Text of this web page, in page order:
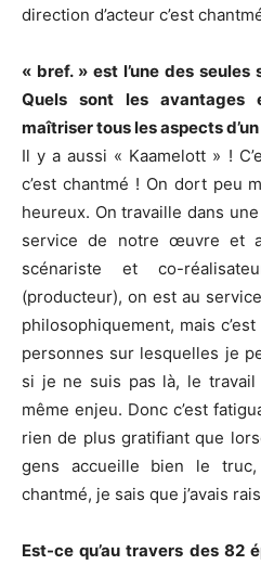
direction d’acteur c’est
« bref. » est l’une des seules
Quels sont les avantages
maîtriser tous les aspects
Il y a aussi « Kaamelott » !
c’est chantmé ! On dort peu
heureux. On travaille dans
service de notre œuvre et
scénariste et co-
(producteur), on est au
philosophiquement, mais
personnes sur lesquelles je
si je ne suis pas là, le travail
même enjeu. Donc c’est
rien de plus gratifiant que
gens accueille bien le
chantmé, je sais que j’avais
Est-ce qu’au travers des 82